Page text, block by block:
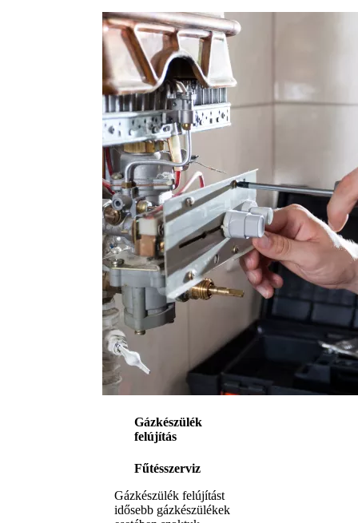
Gázkészülék
felújítás
Fűtésszerviz
Gázkészülék felújítást
idősebb gázkészülékek